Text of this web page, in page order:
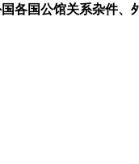
各国公馆关系杂件、